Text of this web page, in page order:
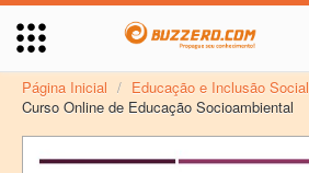
Página Inicial / Educação e Inclusão Social
Curso Online de Educação Socioambiental